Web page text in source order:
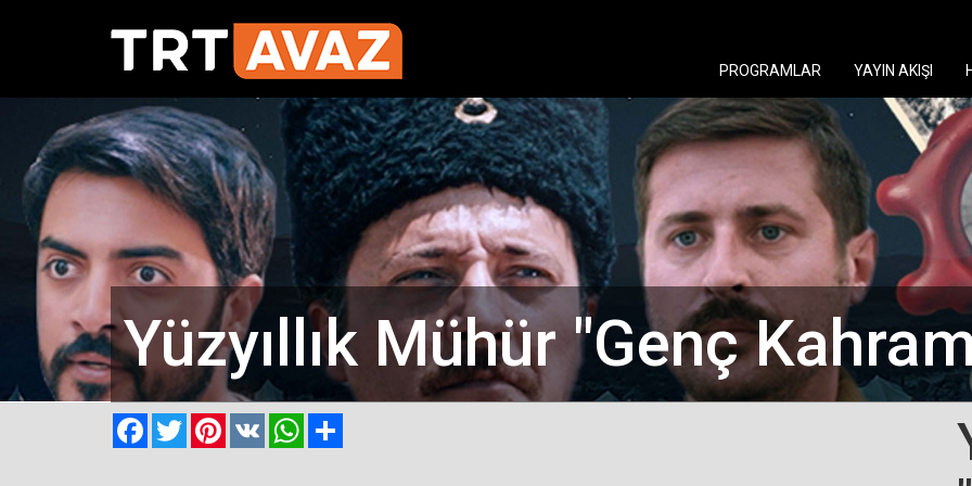
PROGRAMLAR
YAYIN AKIŞI
Yüzyıllık Mühür "Genç
FacebookTwitterPinterest
VK WhatsApp